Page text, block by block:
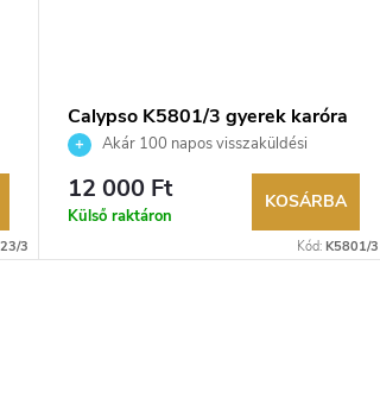
3
Calypso K5801/3 gyerek karóra
Akár 100 napos visszaküldési
lehetőség. Hivatalos márkakereskedő.
12 000 Ft
Külső raktáron
KOSÁRBA
Kód: K5801/3